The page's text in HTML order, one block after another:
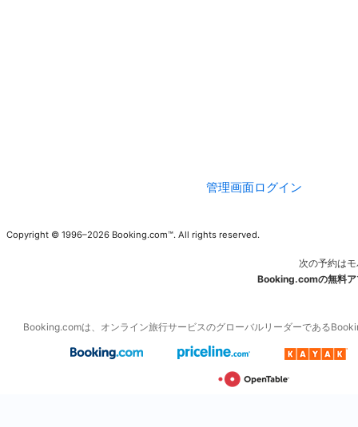
管理画面ログイン
Copyright © 1996–2026 Booking.com™. All rights reserved.
次の予約は
Booking.comの無料ア
Booking.comは、オンライン旅行サービスのグローバルリーダーである